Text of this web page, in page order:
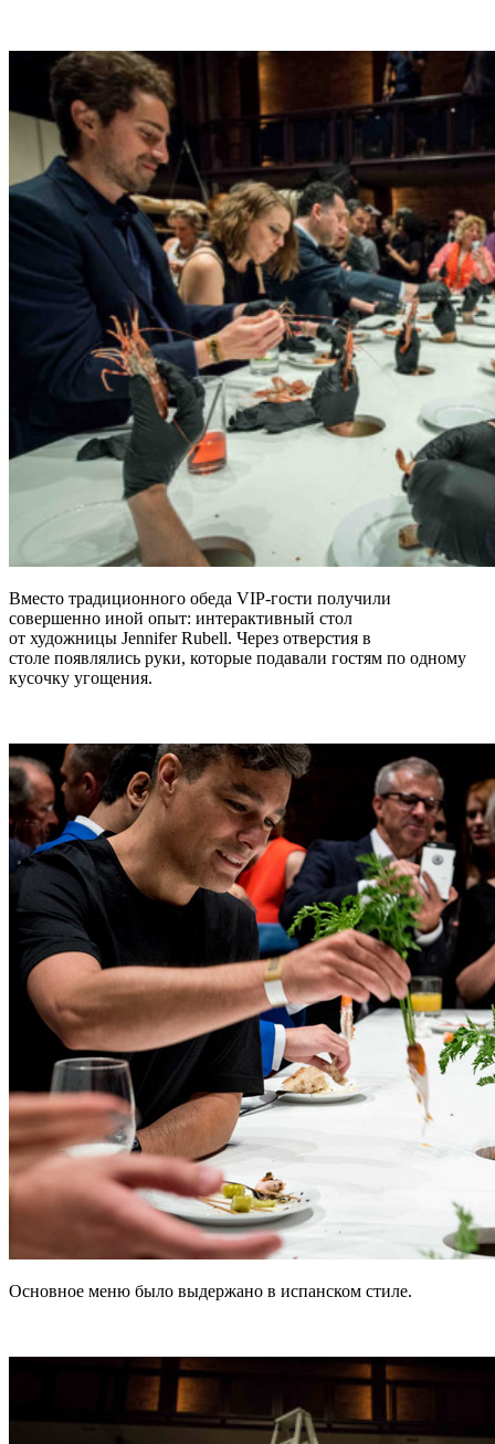
Вместо традиционного обеда VIP-гости получили
совершенно иной опыт: интерактивный стол
от художницы Jennifer Rubell. Через отверстия в
столе появлялись руки, которые подавали гостям по одному
кусочку угощения.
Основное меню было выдержано в испанском стиле.